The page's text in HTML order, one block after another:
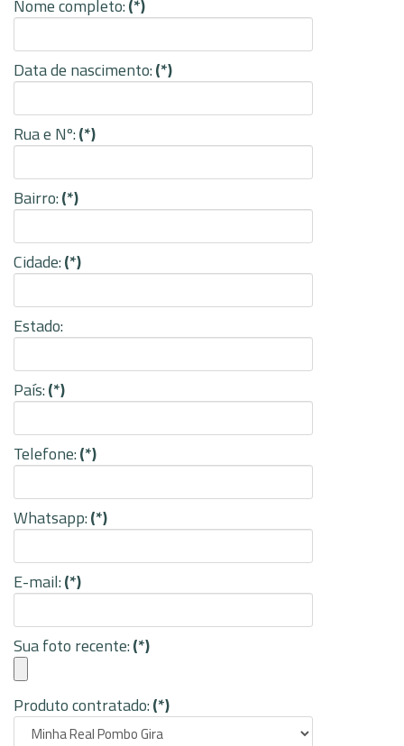
Nome completo:(*)
Data de nascimento:(*)
Rua e Nº:(*)
Bairro:(*)
Cidade:(*)
Estado:
País:(*)
Telefone:(*)
Whatsapp:(*)
E-mail:(*)
Sua foto recente:(*)
Produto contratado:(*)